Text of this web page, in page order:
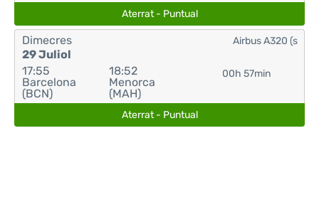
Aterrat - Puntual
Dimecres
29 Juliol
17:55
Barcelona
(BCN)
18:52
Menorca
(MAH)
00h 57min
Airbus A320 (s
Aterrat - Puntual